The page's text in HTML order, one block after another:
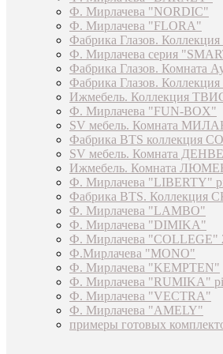
Ф. Мирлачева "NORDIC"
Ф. Мирлачева "FLORA"
Фабрика Глазов.
Ф. Мирлачева серия
Фабрика Глазов. Комната
Фабрика Глазов.
Ижмебель. Коллекция
Ф. Мирлачева "FUN-BOX"
SV мебель. Комната
Фабрика BTS коллекция
SV мебель. Комната
Ижмебель. Комната
Ф. Мирлачева "LIBERTY"
Фабрика BTS.
Ф. Мирлачева "LAMBO"
Ф. Мирлачева "DIMIKA"
Ф. Мирлачева "COLLEGE"
Ф.Мирлачева "MONO"
Ф. Мирлачева "KEMPTEN"
Ф. Мирлачева "RUMIKA"
Ф. Мирлачева "VECTRA"
Ф. Мирлачева "AMELY"
примеры готовых